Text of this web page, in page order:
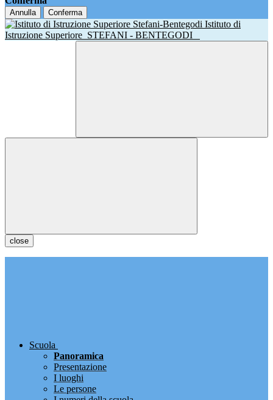
Annulla Conferma
Istituto di
Istruzione Superiore STEFANI - BENTEGODI
close
Scuola
Panoramica
Presentazione
I luoghi
Le persone